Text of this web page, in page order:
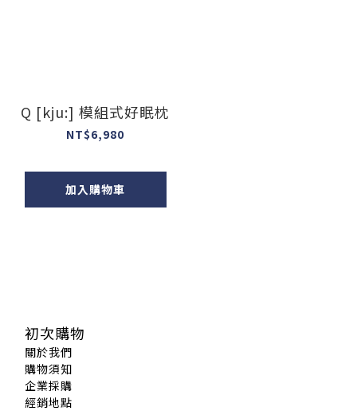
Q [kju:] 模組式好眠枕
NT$6,980
加入購物車
初次購物
關於我們
購物須知
企業採購
經銷地點